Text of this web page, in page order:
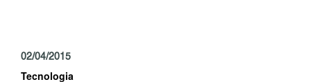
02/04/2015
Tecnologia